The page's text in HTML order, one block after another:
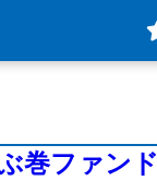
巻ファンド